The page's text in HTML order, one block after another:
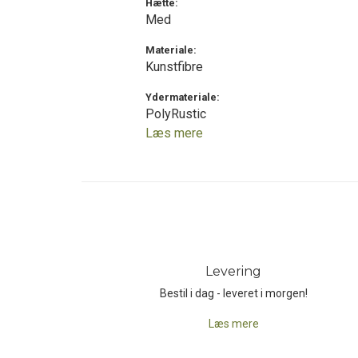
tovejs frontlynlås giver mulighed for
Melody Parka Long er således et perfekt
Kombinationen af teknisk ydeevne,
eksklusive klasse!
Hætte:
Med
Materiale:
Kunstfibre
Ydermateriale:
PolyRustic
Læs mere
Levering
Bestil i dag - leveret i morgen!
Læs mere